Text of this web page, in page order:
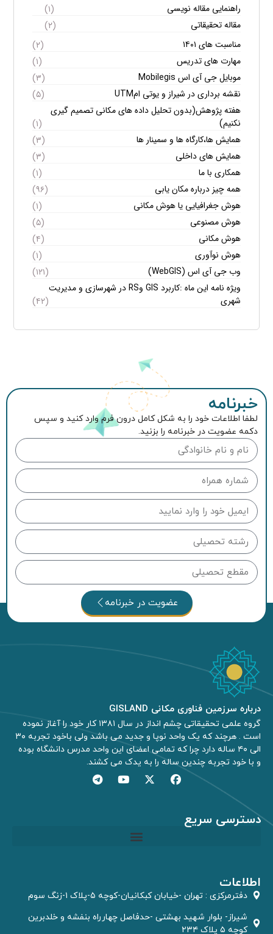
راهنمایی مقاله نویسی
(۱)
مقاله تحقیقاتی
(۲)
مناسبت های ۱۴۰۱
(۲)
مهارت های تدریس
(۱)
موبایل جی آی اس Mobilegis
(۳)
نقشه برداری در شیراز و یوتی امUTM
(۵)
هفته پژوهش(بدون تحلیل داده های مکانی تصمیم گیری
نکنیم)
(۱)
همایش ها،کارگاه ها و سمینار ها
(۳)
همایش های داخلی
(۳)
همکاری با ما
(۱)
همه چیز درباره مکان یابی
(۹۶)
هوش جغرافیایی یا هوش مکانی
(۱)
هوش مصنوعی
(۵)
هوش مکانی
(۴)
هوش نوآوری
(۱)
وب جی آی اس (WebGIS)
(۱۲۱)
ویژه نامه این ماه :کاربرد GIS وRS در شهرسازی و مدیریت
شهری
(۴۲)
خبرنامه
لطفا اطلاعات خود را به شکل کامل درون فرم وارد کنید و سپس
دکمه عضویت در خبرنامه را بزنید.
عضویت در خبرنامه
درباره سرزمین فناوری مکانی GISLAND
گروه علمی تحقیقاتی چشم انداز در سال ۱۳۸۱ کار خود را آغاز نموده
است . هرچند که یک واحد نوپا و جدید می باشد ولی باخود تجربه ۳۰
الی ۴۰ ساله دارد چرا که تمامی اعضای این واحد مدرس دانشگاه بوده
و با خود تجربه چندین ساله را به یدک می کشند.
دسترسی سریع
اطلاعات
دفترمركزى : تهران -خیابان کبکانیان-کوچه ۵-پلاک ۱-زنگ سوم
شیراز- بلوار شهید بهشتی -حدفاصل چهارراه بنفشه و خلدبرین
کوچه ۵ پلاک ۲۳۴